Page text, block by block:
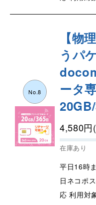
No.8
【物
うパ
ータ
4,580円
在庫あり
平日16時
日ネコポ
応 利用対